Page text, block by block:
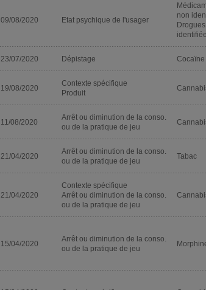
09/08/2020 Etat psychique de l'usager
non
23/07/2020 Dépistage Cocaïne
19/08/2020
Contexte spécifique
Produit
11/08/2020
Arrêt ou diminution de la conso.
ou de la pratique de jeu
21/04/2020
Arrêt ou diminution de la conso.
ou de la pratique de jeu
Tabac
21/04/2020
Contexte spécifique
Arrêt ou diminution de la conso.
ou de la pratique de jeu
15/04/2020
Arrêt ou diminution de la conso.
ou de la pratique de jeu